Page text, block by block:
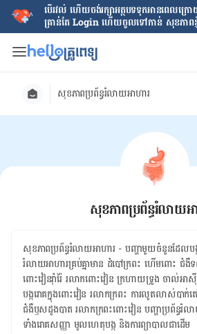
បើរវល់ ហើយចង់​រក្សាអត្ថបទទុកអានពេលក្រ
គ្រាន់តែ​ Login ហើយចូលទៅកាន់ សុខភាពខ្
សុខភាពប្រព័ន្ធរំលាយអាហារ
សុខភាពប្រព័ន្ធរំលាយ
សុខភាព​ប្រព័ន្ធ​រំលាយ​អាហារ​ ​- បញ្ហា​មួយ​ចំនួន​ដែល​ប
រំលាយ​អាហារ​​គ្រប់​គ្នា​មាន ដំបៅក្រពះ ​ហើមពោះ ​​ជំ
ពោះវៀនរ៉ាំរ៉ៃ ​​រលាកពោះវៀន ​ក្រហាយទ្រូង ​ចាល់អា
បង្ករោគក្នុងពោះវៀន ​​រលាកក្រពះ ​ការលូតលាស់បាក់ត
ជំងឺឫសដូងបាត ​រលាកក្រពះពោះវៀន ​​​បញ្ហាប្រព័ន្ធរំល
ទាំង​រោគសញ្ញា មូលហេតុ​បង្ក និង​ការ​ព្យាបាល​ជា​ដើម